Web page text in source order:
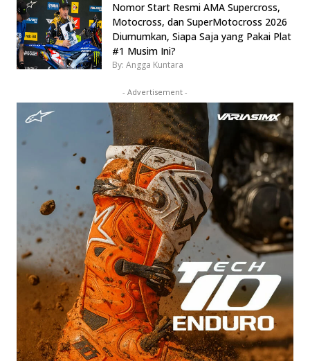
Nomor Start Resmi AMA Supercross,
Motocross, dan SuperMotocross 2026
Diumumkan, Siapa Saja yang Pakai Plat
#1 Musim Ini?
By: Angga Kuntara
- Advertisement -